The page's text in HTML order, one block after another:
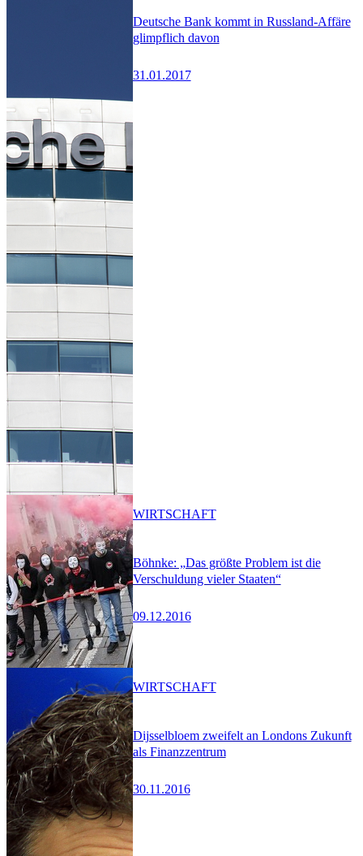
Deutsche Bank kommt in Russland-Affäre
glimpflich davon
31.01.2017
Böhnke: „Das größte Problem ist die
Verschuldung vieler Staaten“
09.12.2016
WIRTSCHAFT
Dijsselbloem zweifelt an Londons Zukunft
als Finanzzentrum
30.11.2016
WIRTSCHAFT